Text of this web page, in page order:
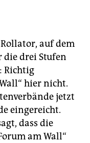
auf dem
die drei Stufen
Richtig
hier nicht.
jetzt
eingereicht.
dass die
am Wall“